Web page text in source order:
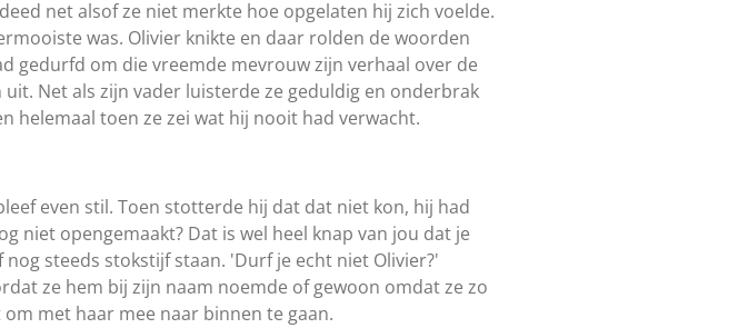
net alsof ze niet merkte hoe opgelaten hij zich voelde.
was. Olivier knikte en daar rolden de woorden
gedurfd om die vreemde mevrouw zijn verhaal over de
Net als zijn vader luisterde ze geduldig en onderbrak
helemaal toen ze zei wat hij nooit had verwacht.
even stil. Toen stotterde hij dat dat niet kon, hij had
niet opengemaakt? Dat is wel heel knap van jou dat je
steeds stokstijf staan. 'Durf je echt niet Olivier?'
ze hem bij zijn naam noemde of gewoon omdat ze zo
met haar mee naar binnen te gaan.